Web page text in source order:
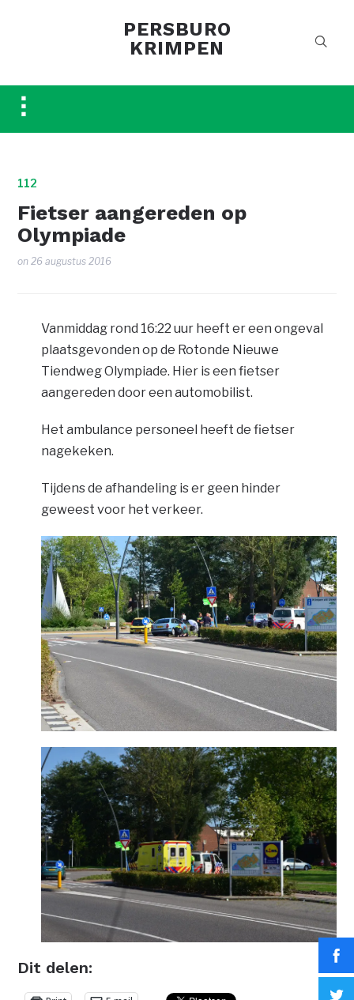
PERSBURO
KRIMPEN
Toggle
sidebar
112
Fietser aangereden op
Olympiade
on26 augustus 2016
Vanmiddag rond 16:22 uur heeft er een ongeval
plaatsgevonden op de Rotonde Nieuwe
Tiendweg Olympiade. Hier is een fietser
aangereden door een automobilist.
Het ambulance personeel heeft de fietser
nagekeken.
Tijdens de afhandeling is er geen hinder
geweest voor het verkeer.
Dit delen: